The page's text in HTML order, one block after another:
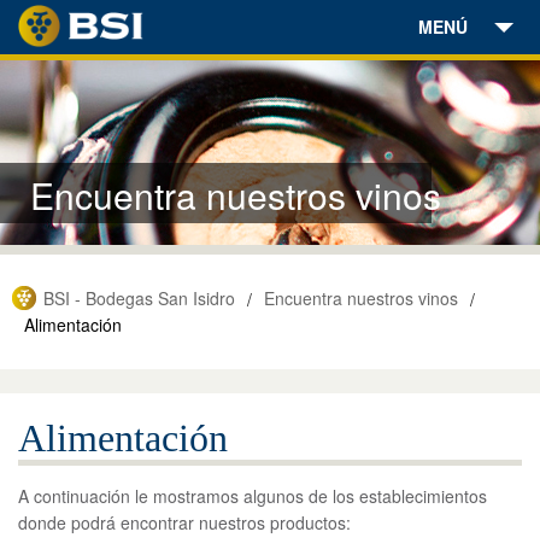
MENÚ
Bodegas
Vinos
Aceites
Enoturismo
Encuéntranos
Contacto
Tienda Online
繁體中文
Encuentra nuestros vinos
BSI - Bodegas San Isidro / Encuentra nuestros vinos /
Alimentación
Alimentación
A continuación le mostramos algunos de los establecimientos
donde podrá encontrar nuestros productos: